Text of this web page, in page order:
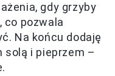
gdy grzyby
co pozwala
Na końcu dodaję
solą i pieprzem –